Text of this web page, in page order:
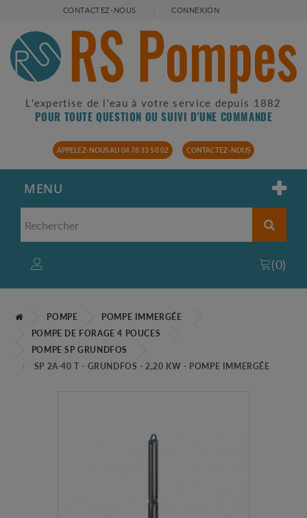
CONTACTEZ-NOUS CONNEXION
L'expertise de l'eau à votre service depuis 1882
POUR TOUTE QUESTION OU SUIVI D'UNE COMMANDE
APPELEZ-NOUS AU 04 78 33 50 02 CONTACTEZ-NOUS
MENU
(0)
POMPE
POMPE IMMERGÉE
POMPE DE FORAGE 4 POUCES
POMPE SP GRUNDFOS
SP 2A-40 T - GRUNDFOS - 2,20 KW - POMPE IMMERGÉE